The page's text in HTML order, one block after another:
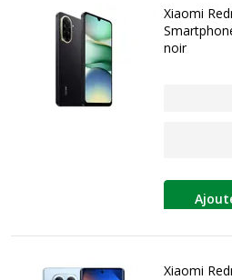
Xiaomi
noir
Xiaomi